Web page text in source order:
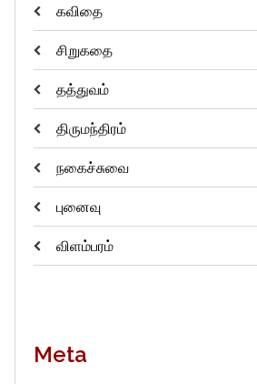
கவிதை
சிறுகதை
தத்துவம்
திருமந்திரம்
நகைச்சுவை
புனைவு
விளம்பரம்
Meta